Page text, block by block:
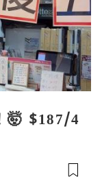
🤯 $187/4